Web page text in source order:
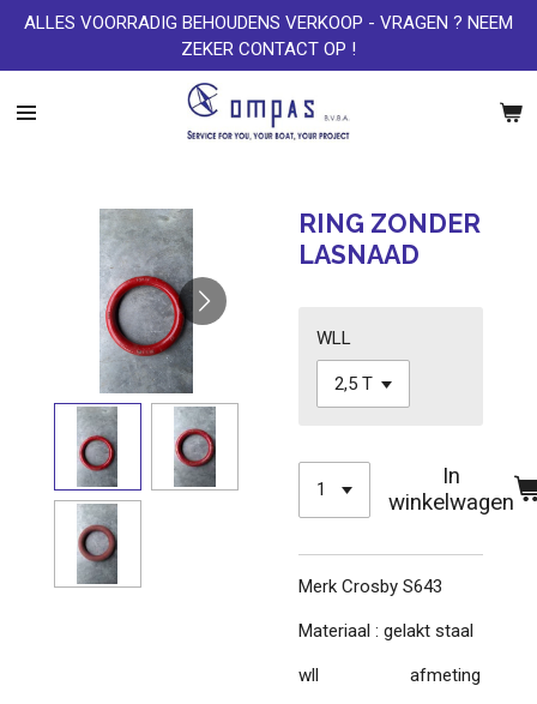
Ga
naar
de
ALLES VOORRADIG BEHOUDENS VERKOOP - VRAGEN ? NEEM
ZEKER CONTACT OP !
RING ZONDER
LASNAAD
WLL
In
winkelwagen
Merk Crosby S643
Materiaal : gelakt staal
wll afmeting